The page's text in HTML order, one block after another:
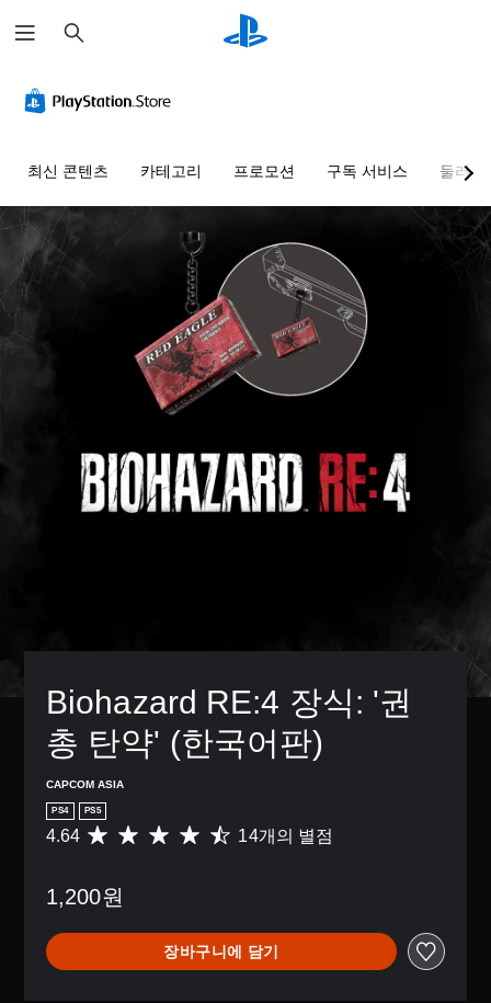
색
최신 콘텐츠 카테고리 프로모션 구독 서비스 둘러보
Biohazard RE:4 장식: '권
총 탄약' (한국어판)
CAPCOM ASIA
PS4 PS5
총
별
으
로
부
4.64 14개의 별점
1,200원
장바구니에 담기